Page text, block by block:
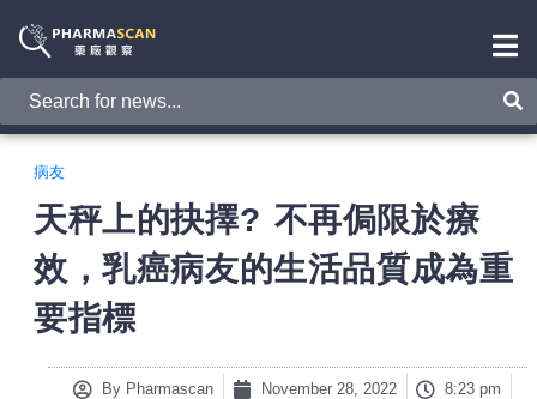
病友
天秤上的抉擇? 不再侷限於療
效，乳癌病友的生活品質成為重
要指標
By Pharmascan November 28, 2022
8:23 pm